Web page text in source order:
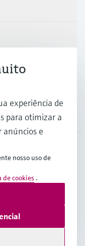
dados
experiência de
para otimizar a
e
nosso uso de
de cookies .